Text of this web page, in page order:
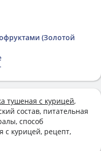
(Золотой
тушеная с курицей,
состав, питательная
способ
с курицей, рецепт,